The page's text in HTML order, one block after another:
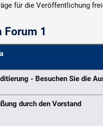
für die Veröffentlichung
Forum 1
- Besuchen Sie die
durch den Vorstand